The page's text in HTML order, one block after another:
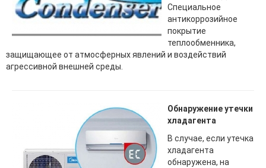
Специальное
антикоррозийное
покрытие
теплообменника,
защищающее от атмосферных явлений и воздействий
агрессивной внешней среды.
Обнаружение утечки
хладагента
В случае, если утечка
хладагента
обнаружена, на